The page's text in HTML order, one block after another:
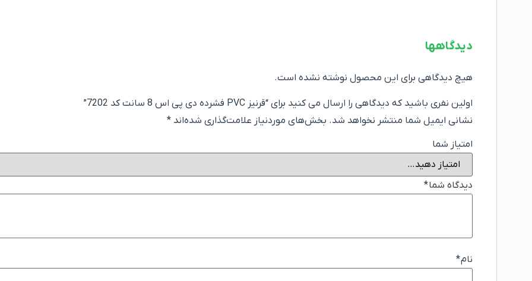
دیدگاهها
هیچ دیدگاهی برای این محصول نوشته نشده است.
اولین نفری باشید که دیدگاهی را ارسال می کنید برای “قرنیز PVC فشرده دی پی اس 8 سانت کد 7202”
نشانی ایمیل شما منتشر نخواهد شد. بخش‌های موردنیاز علامت‌گذاری شده‌اند *
امتیاز شما
دیدگاه شما*
نام*